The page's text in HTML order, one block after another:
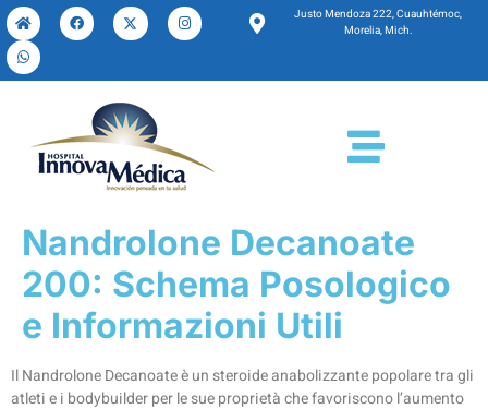
Justo Mendoza 222, Cuauhtémoc,
Morelia, Mich.
Nandrolone Decanoate
200: Schema Posologico
e Informazioni Utili
Il Nandrolone Decanoate è un steroide anabolizzante popolare tra gli
atleti e i bodybuilder per le sue proprietà che favoriscono l’aumento